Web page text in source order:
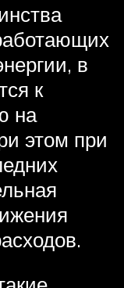
в
к
на
этом при